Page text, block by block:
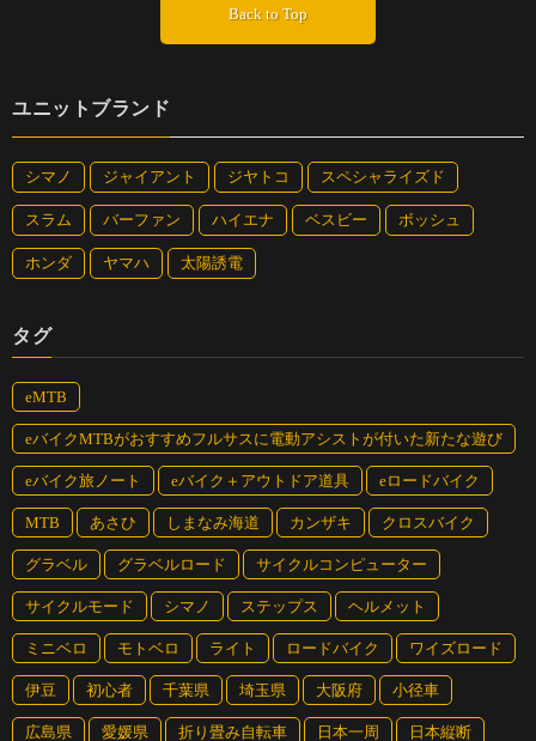
Back to Top
ユニットブランド
シマノ ジャイアント ジヤトコ スペシャライズド
スラム バーファン ハイエナ ベスビー ボッシュ
ホンダ ヤマハ 太陽誘電
タグ
eMTB
eバイクMTBがおすすめフルサスに電動アシストが付いた新たな遊び
eバイク旅ノート eバイク＋アウトドア道具 eロードバイク
MTB あさひ しまなみ海道 カンザキ クロスバイク
グラベル グラベルロード サイクルコンピューター
サイクルモード シマノ ステップス ヘルメット
ミニベロ モトベロ ライト ロードバイク ワイズロード
伊豆 初心者 千葉県 埼玉県 大阪府 小径車
広島県 愛媛県 折り畳み自転車 日本一周 日本縦断